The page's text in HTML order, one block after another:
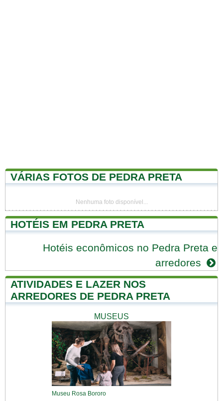
VÁRIAS FOTOS DE PEDRA PRETA
Nenhuma foto disponível...
HOTÉIS EM PEDRA PRETA
Hotéis econômicos no Pedra Preta e
arredores
ATIVIDADES E LAZER NOS
ARREDORES DE PEDRA PRETA
MUSEUS
Museu Rosa Bororo